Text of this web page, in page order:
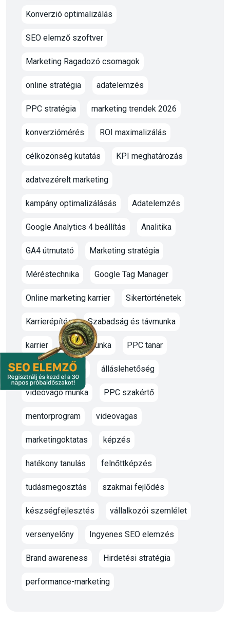
Konverzió optimalizálás
SEO elemző szoftver
Marketing Ragadozó csomagok
online stratégia adatelemzés
PPC stratégia marketing trendek 2026
konverziómérés ROI maximalizálás
célközönség kutatás KPI meghatározás
adatvezérelt marketing
kampány optimalizálásás Adatelemzés
Google Analytics 4 beállítás Analitika
GA4 útmutató Marketing stratégia
Méréstechnika Google Tag Manager
Online marketing karrier Sikertörténetek
Karrierépítés Szabadság és távmunka
karrier oktato munka PPC tanar
marketing oktató álláslehetőség
videóvágó munka PPC szakértő
mentorprogram videovagas
marketingoktatas képzés
hatékony tanulás felnőttképzés
tudásmegosztás szakmai fejlődés
készségfejlesztés vállalkozói szemlélet
versenyelőny Ingyenes SEO elemzés
Brand awareness Hirdetési stratégia
performance-marketing